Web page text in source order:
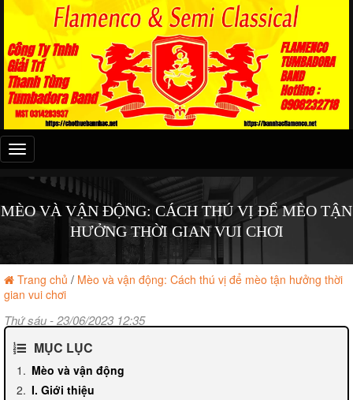
Đây
là
menu
MÈO VÀ VẬN ĐỘNG: CÁCH THÚ VỊ ĐỂ MÈO TẬN
HƯỞNG THỜI GIAN VUI CHƠI
Trang chủ / Mèo và vận động: Cách thú vị để mèo tận hưởng thời
gian vui chơi
Thứ sáu - 23/06/2023 12:35
MỤC LỤC
Mèo và vận động
I. Giới thiệu